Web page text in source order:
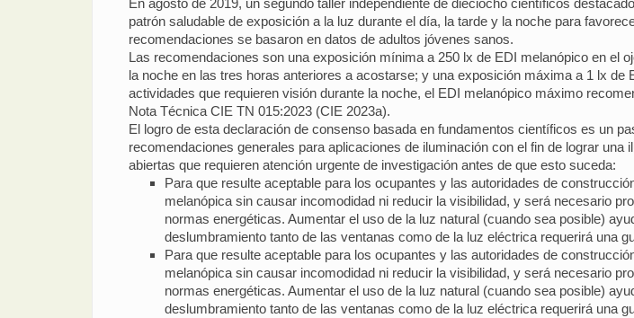
En agosto de 2019, un segundo taller independiente de dieciocho científicos
patrón saludable de exposición a la luz durante el día, la tarde y la noche para
recomendaciones se basaron en datos de adultos jóvenes sanos.
Las recomendaciones son una exposición mínima a 250 lx de EDI melanópico en el
la noche en las tres horas anteriores a acostarse; y una exposición máxima a 1 lx
actividades que requieren visión durante la noche, el EDI melanópico máximo
Nota Técnica CIE TN 015:2023 (CIE 2023a).
El logro de esta declaración de consenso basada en fundamentos científicos es un
recomendaciones generales para aplicaciones de iluminación con el fin de lograr
abiertas que requieren atención urgente de investigación antes de que esto suceda:
Para que resulte aceptable para los ocupantes y las autoridades de
melanópica sin causar incomodidad ni reducir la visibilidad, y será necesario
normas energéticas. Aumentar el uso de la luz natural (cuando sea posible)
deslumbramiento tanto de las ventanas como de la luz eléctrica requerirá una
Para que resulte aceptable para los ocupantes y las autoridades de
melanópica sin causar incomodidad ni reducir la visibilidad, y será necesario
normas energéticas. Aumentar el uso de la luz natural (cuando sea posible)
deslumbramiento tanto de las ventanas como de la luz eléctrica requerirá una